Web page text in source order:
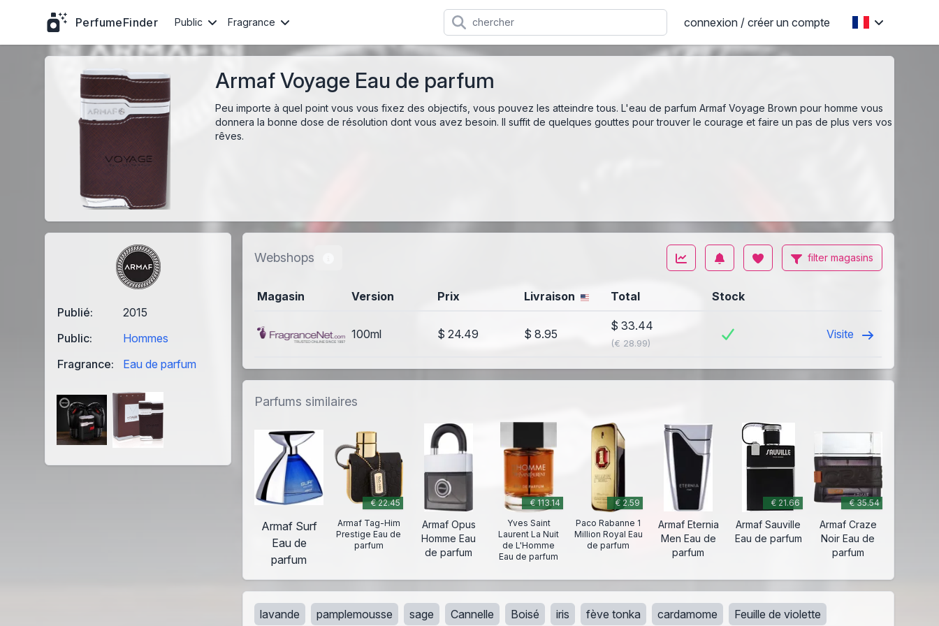
PerfumeFinder Public Fragrance connexion / créer un compte
Armaf Voyage Eau de parfum
Peu importe à quel point vous vous fixez des objectifs, vous pouvez les atteindre tous. L'eau de parfum Armaf Voyage Brown pour homme vous
donnera la bonne dose de résolution dont vous avez besoin. Il suffit de quelques gouttes pour trouver le courage et faire un pas de plus vers vos
rêves.
Publié:
2015
Public:
Hommes
Fragrance:
Eau de parfum
Webshops filter magasins
Magasin Version Prix Livraison Total Stock
100ml $ 24.49 $ 8.95
$ 33.44
(€ 28.99)
Visite
Parfums similaires
Armaf Surf
Eau de
parfum
€ 22.45
Armaf Tag-Him
Prestige Eau de
parfum
Armaf Opus
Homme Eau
de parfum
€ 113.14
Yves Saint
Laurent La Nuit
de L'Homme
Eau de parfum
€ 2.59
Paco Rabanne 1
Million Royal Eau
de parfum
Armaf Eternia
Men Eau de
parfum
€ 21.66
Armaf Sauville
Eau de parfum
€ 35.54
Armaf Craze
Noir Eau de
parfum
lavande pamplemousse sage Cannelle Boisé iris fève tonka cardamome Feuille de violette